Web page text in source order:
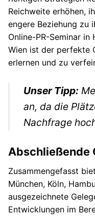
Reichweite erhöhen,
engere Beziehung zu
Online-PR-Seminar in
Wien ist der perfekte
erlernen und zu
Unser Tipp:
an, da die
Nachfrage
Abschließende
Zusammengefasst
München, Köln,
ausgezeichnete
Entwicklungen im